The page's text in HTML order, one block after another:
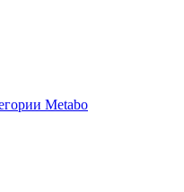
Metabo